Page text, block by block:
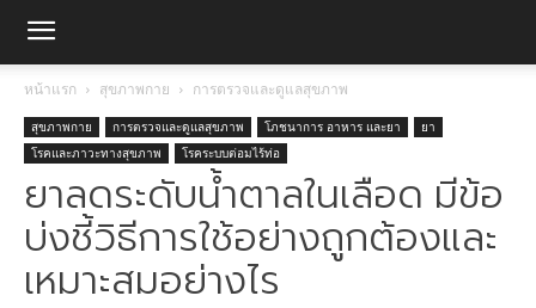
หน้าแรก สุขภาพกาย การตรวจและดูแลสุขภาพ
สุขภาพกาย การตรวจและดูแลสุขภาพ โภชนาการ อาหาร และยา
ยา
โรคและภาวะทางสุขภาพ
โรคระบบต่อมไร้ท่อ
ยาลดระดับน้ำตาลในเลือด มีข้อ
บ่งชี้วิธีการใช้อย่างถูกต้องและ
เหมาะสมอย่างไร